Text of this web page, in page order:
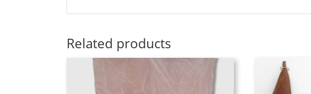
Related products